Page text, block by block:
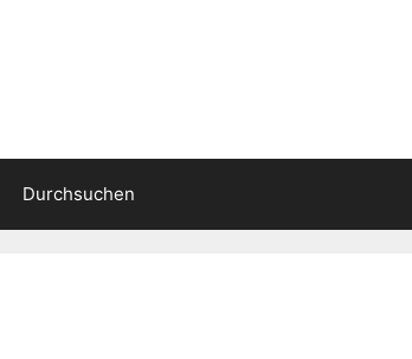
Durchsuchen